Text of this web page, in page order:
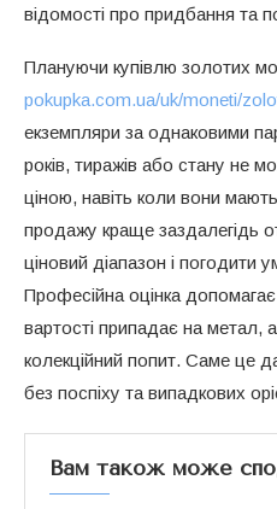
відомості про придбання та
Плануючи купівлю золотих
pokupka.com.ua/uk/moneti/
екземпляри за однаковими
років, тиражів або стану не
ціною, навіть коли вони
продажу краще заздалегідь
ціновий діапазон і погодити
Професійна оцінка
вартості припадає на метал, а
колекційний попит. Саме це
без поспіху та випадкових
Вам також може